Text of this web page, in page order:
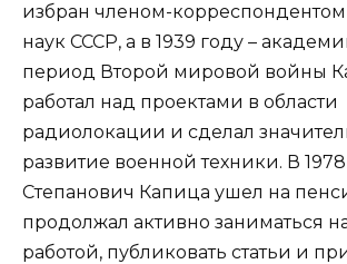
избран членом-
наук СССР, а в 1939 году –
период Второй мировой войны
работал над проектами в области
радиолокации и сделал
развитие военной техники. В
Степанович Капица ушел на
продолжал активно заниматься
работой, публиковать статьи и